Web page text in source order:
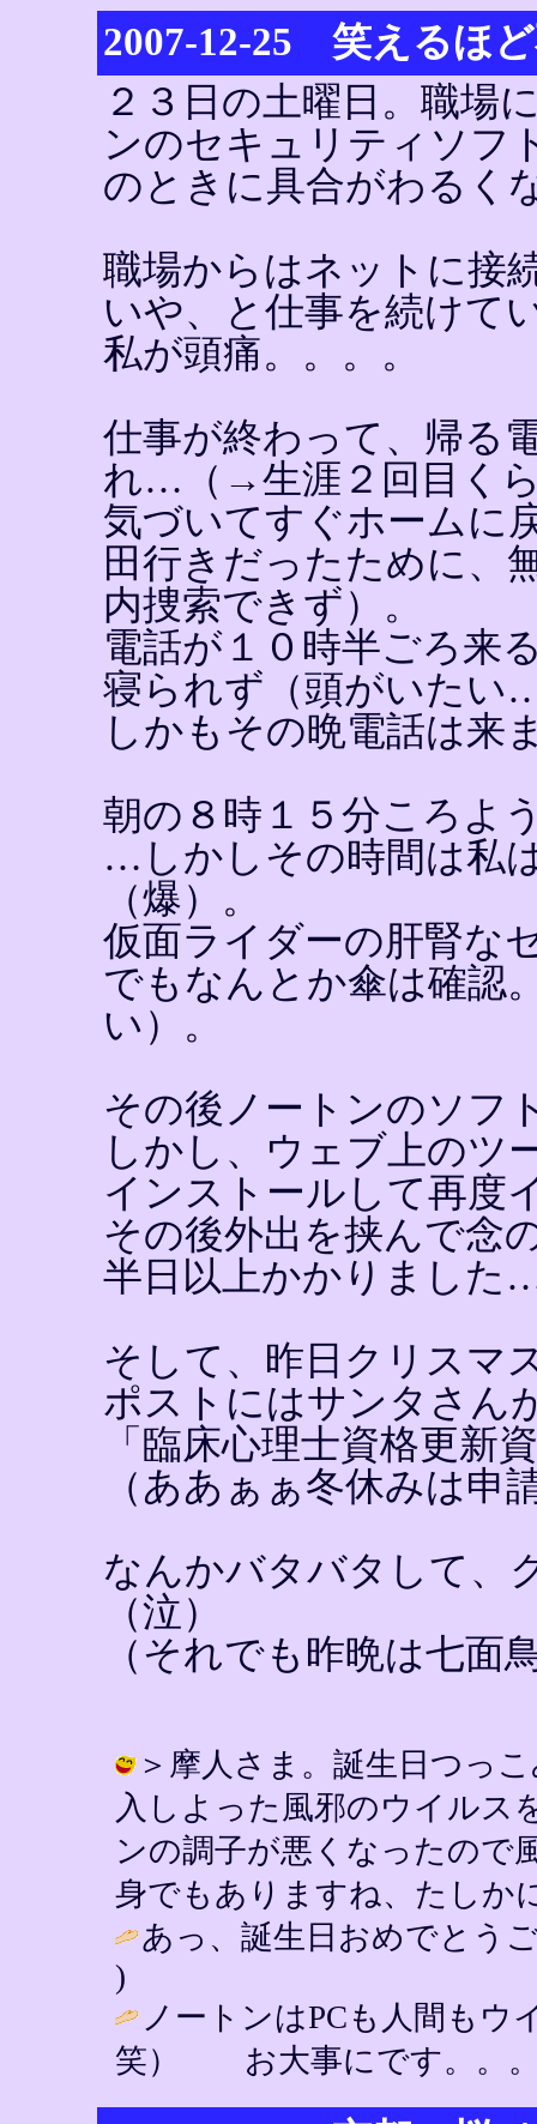
2007-12-25 笑えるほ
２３日の土曜日。職場
ンのセキュリティソフ
のときに具合がわるく
職場からはネットに接
いや、と仕事を続けて
私が頭痛。。。。
仕事が終わって、帰る
れ…（→生涯２回目く
気づいてすぐホームに
田行きだったために、
内捜索できず）。
電話が１０時半ごろ来
寝られず（頭がいたい
しかもその晩電話は来
朝の８時１５分ころよ
…しかしその時間は私
（爆）。
仮面ライダーの肝腎な
でもなんとか傘は確認
い）。
その後ノートンのソフ
しかし、ウェブ上のツ
インストールして再度
その後外出を挟んで念
半日以上かかりました
そして、昨日クリスマ
ポストにはサンタさん
「臨床心理士資格更新
（ああぁぁ冬休みは申
なんかバタバタして、
（泣）
（それでも昨晩は七面
＞摩人さま。誕生日つっ
入しよった風邪のウイルス
ンの調子が悪くなったので
身でもありますね、たしか
あっ、誕生日おめでとう
)
ノートンはPCも人間も
笑） お大事にです。。